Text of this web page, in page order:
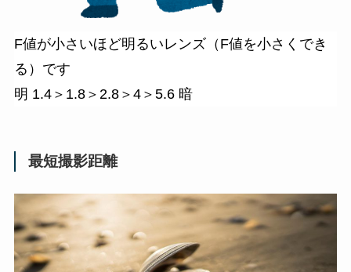
F値が小さいほど明るいレンズ（F値を小さくでき
る）です
明 1.4＞1.8＞2.8＞4＞5.6 暗
最短撮影距離